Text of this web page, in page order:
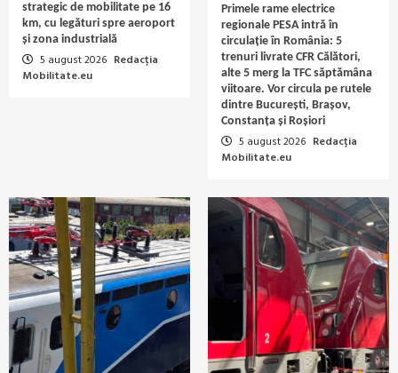
strategic de mobilitate pe 16
km, cu legături spre aeroport
și zona industrială
5 august 2026 Redacția
Mobilitate.eu
Primele rame electrice
regionale PESA intră în
circulație în România: 5
trenuri livrate CFR Călători,
alte 5 merg la TFC săptămâna
viitoare. Vor circula pe rutele
dintre București, Brașov,
Constanța și Roșiori
5 august 2026 Redacția
Mobilitate.eu